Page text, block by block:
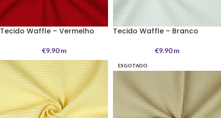
Tecido Waffle – Vermelho
€9.90m
Tecido Waffle – Branco
€9.90m
ESGOTADO